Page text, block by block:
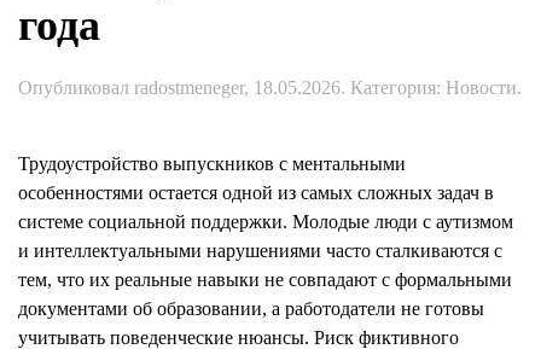
года
Опубликовал radostmeneger, 18.05.2026. Категория: Новости.
Трудоустройство выпускников с ментальными
особенностями остается одной из самых сложных задач в
системе социальной поддержки. Молодые люди с аутизмом
и интеллектуальными нарушениями часто сталкиваются с
тем, что их реальные навыки не совпадают с формальными
документами об образовании, а работодатели не готовы
учитывать поведенческие нюансы. Риск фиктивного